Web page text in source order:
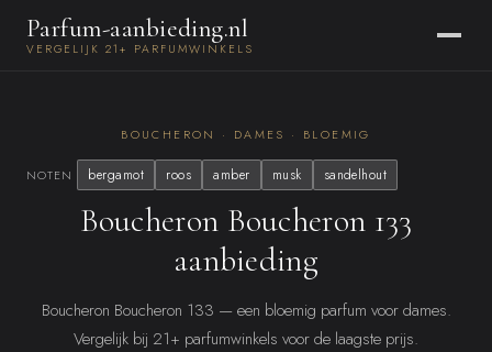
Parfum-aanbieding.nl
VERGELIJK 21+ PARFUMWINKELS
BOUCHERON · DAMES · BLOEMIG
NOTEN bergamot roos amber musk sandelhout
Boucheron Boucheron 133
aanbieding
Boucheron Boucheron 133 — een bloemig parfum voor dames.
Vergelijk bij 21+ parfumwinkels voor de laagste prijs.